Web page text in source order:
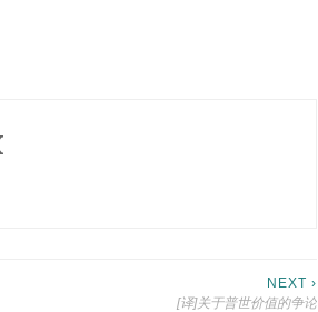
NEXT ›
[译]关于普世价值的争论